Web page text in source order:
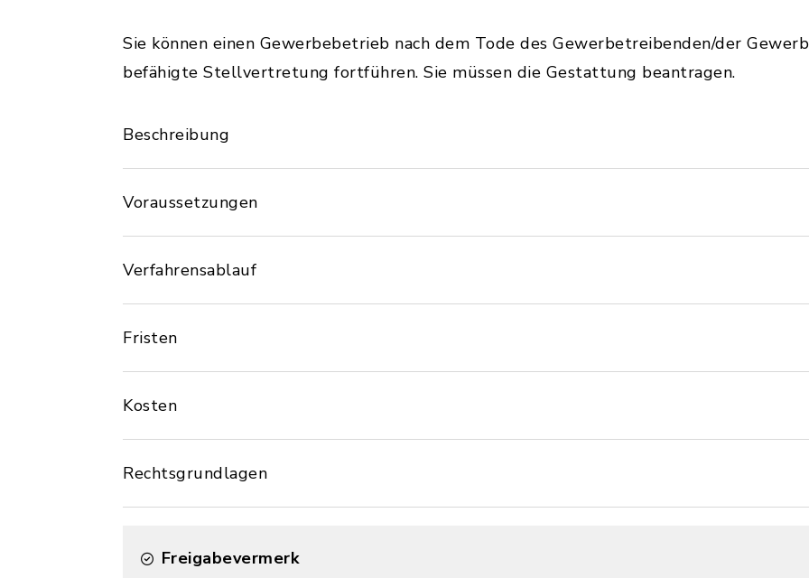
Sie können einen Gewerbebetrieb nach dem Tode des Gewerbetreibenden/der
befähigte Stellvertretung fortführen. Sie müssen die Gestattung beantragen.
Beschreibung
Voraussetzungen
Verfahrensablauf
Fristen
Kosten
Rechtsgrundlagen
Freigabevermerk